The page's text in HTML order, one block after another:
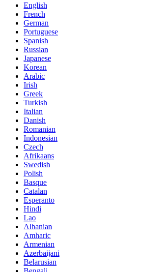
English
French
German
Portuguese
Spanish
Russian
Japanese
Korean
Arabic
Irish
Greek
Turkish
Italian
Danish
Romanian
Indonesian
Czech
Afrikaans
Swedish
Polish
Basque
Catalan
Esperanto
Hindi
Lao
Albanian
Amharic
Armenian
Azerbaijani
Belarusian